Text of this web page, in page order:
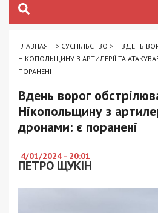
ГЛАВНАЯ > СУСПІЛЬСТВО >
ВДЕНЬ
НІКОПОЛЬЩИНУ З АРТИЛЕРІЇ ТА
ПОРАНЕНІ
Вдень ворог
Нікопольщину з
дронами: є поранені
4/01/2024 - 20:01
ПЕТРО ЩУКІН